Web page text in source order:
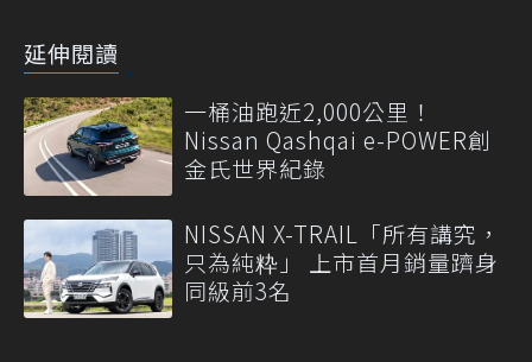
延伸閱讀
一桶油跑近2,000公里！
Nissan Qashqai e-POWER創
金氏世界紀錄
NISSAN X-TRAIL「所有講究，
只為純粋」 上市首月銷量躋身
同級前3名